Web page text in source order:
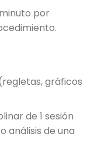
por
gráficos
de 1 sesión
análisis de una